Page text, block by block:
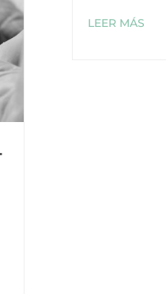
LEER MÁS